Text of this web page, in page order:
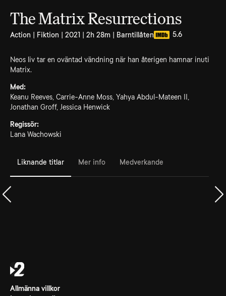
The Matrix Resurrections
Action | Fiktion | 2021 | 2h 28m | Barntillåten 5.6
Neos liv tar en oväntad vändning när han återigen hamnar inuti
Matrix.
Med:
Keanu Reeves, Carrie-Anne Moss, Yahya Abdul-Mateen II,
Jonathan Groff, Jessica Henwick
Regissör:
Lana Wachowski
Liknande titlar Mer info Medverkande
Allmänna villkor